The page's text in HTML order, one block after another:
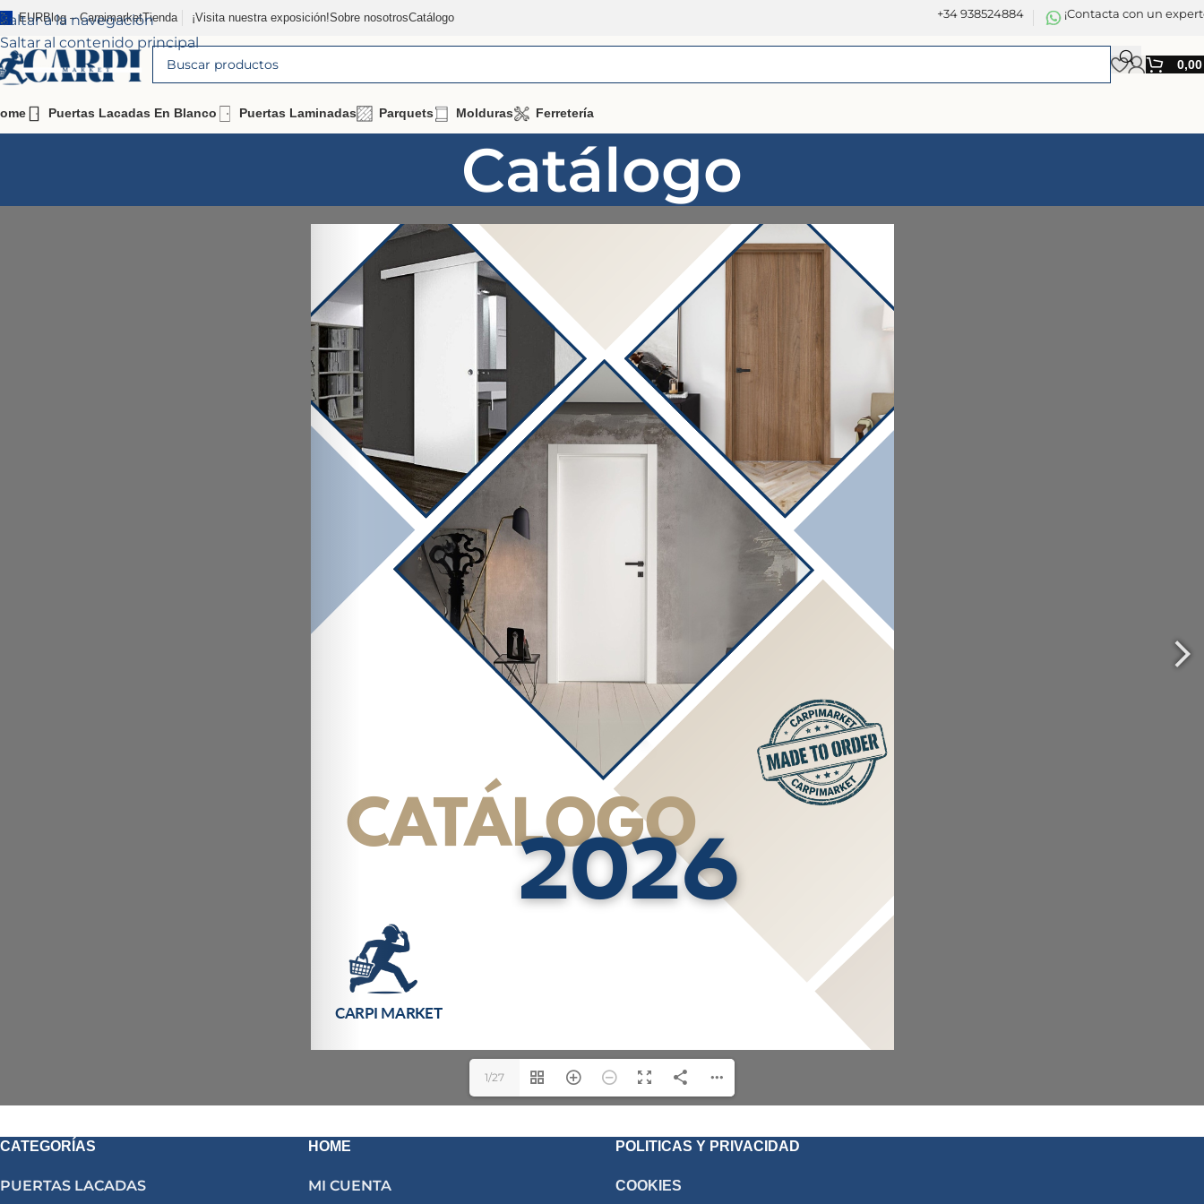
Saltar a la navegación
Saltar al contenido principal
EURBlog – CarpimarketTienda ¡Visita nuestra exposición!Sobre nosotrosCatálogo +34 938524884 ¡Contacta con un
Puertas Lacadas En Blanco Puertas Laminadas Parquets Molduras Ferretería
Catálogo
1/27
CATEGORÍAS
PUERTAS LACADAS
HOME
MI CUENTA
POLITICAS Y PRIVACIDAD
COOKIES